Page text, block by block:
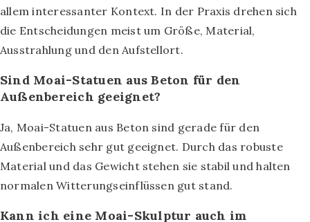
allem interessanter Kontext. In der Praxis drehen sich
die Entscheidungen meist um Größe, Material,
Ausstrahlung und den Aufstellort.
Sind Moai-Statuen aus Beton für den
Außenbereich geeignet?
Ja, Moai-Statuen aus Beton sind gerade für den
Außenbereich sehr gut geeignet. Durch das robuste
Material und das Gewicht stehen sie stabil und halten
normalen Witterungseinflüssen gut stand.
Kann ich eine Moai-Skulptur auch im